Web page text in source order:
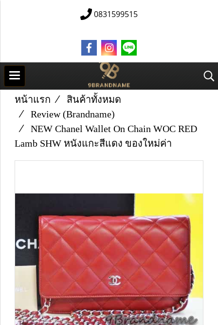
0831599515
หน้าแรก
สินค้าทั้งหมด
Review (Brandname)
NEW Chanel Wallet On Chain WOC RED
Lamb SHW หนังแกะสีแดง ของใหม่ค่า